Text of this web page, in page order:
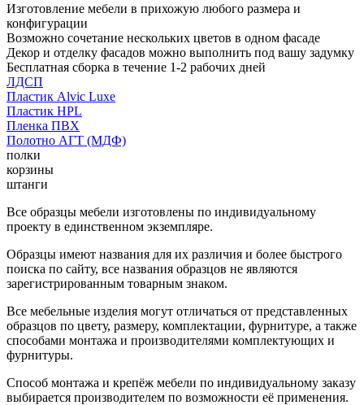
Изготовление мебели в прихожую любого размера и
конфигурации
Возможно сочетание нескольких цветов в одном фасаде
Декор и отделку фасадов можно выполнить под вашу задумку
Бесплатная сборка в течение 1-2 рабочих дней
ЛДСП
Пластик Alvic Luxe
Пластик HPL
Пленка ПВХ
Полотно АГТ (МДФ)
полки
корзины
штанги
Все образцы мебели изготовлены по индивидуальному
проекту в единственном экземпляре.
Образцы имеют названия для их различия и более быстрого
поиска по сайту, все названия образцов не являются
зарегистрированным товарным знаком.
Все мебельные изделия могут отличаться от представленных
образцов по цвету, размеру, комплектации, фурнитуре, а также
способами монтажа и производителями комплектующих и
фурнитуры.
Способ монтажа и крепёж мебели по индивидуальному заказу
выбирается производителем по возможности её применения.